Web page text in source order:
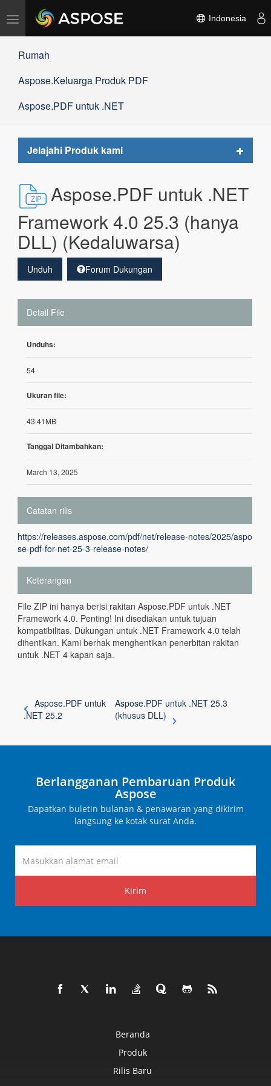
Alihkan
navigasi
Indonesia
Rumah
Aspose.Keluarga Produk PDF
Aspose.PDF untuk .NET
Jelajahi Produk kami
Toggle
Aspose.PDF untuk .NET
Framework 4.0 25.3 (hanya
DLL) (Kedaluwarsa)
Unduh Forum Dukungan
Detail File
Unduhs:
54
Ukuran file:
43.41MB
Tanggal Ditambahkan:
March 13, 2025
Catatan rilis
https://releases.aspose.com/pdf/net/release-notes/2025/aspo
se-pdf-for-net-25-3-release-notes/
Keterangan
File ZIP ini hanya berisi rakitan Aspose.PDF untuk .NET
Framework 4.0. Penting! Ini disediakan untuk tujuan
kompatibilitas. Dukungan untuk .NET Framework 4.0 telah
dihentikan. Kami berhak menghentikan penerbitan rakitan
untuk .NET 4 kapan saja.
Aspose.PDF untuk
.NET 25.2
Aspose.PDF untuk .NET 25.3
(khusus DLL)
Berlangganan Pembaruan Produk
Aspose
Dapatkan buletin bulanan & penawaran yang dikirim
langsung ke kotak surat Anda.
Kirim
Beranda
Produk
Rilis Baru